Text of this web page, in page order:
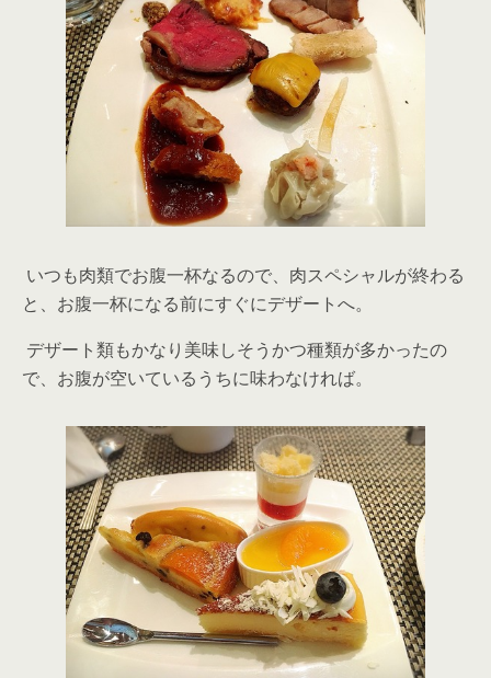
いつも肉類でお腹一杯なるので、肉スペシャルが終わる
と、お腹一杯になる前にすぐにデザートへ。
デザート類もかなり美味しそうかつ種類が多かったの
で、お腹が空いているうちに味わなければ。